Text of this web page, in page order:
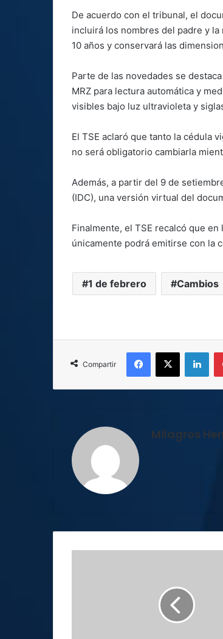
De acuerdo con el tribunal, el
incluirá los nombres del padre y
10 años y conservará las
Parte de las novedades se
MRZ para lectura automática y
visibles bajo luz ultravioleta y
El TSE aclaró que tanto la cédula
no será obligatorio cambiarla
Además, a partir del 9 de
(IDC), una versión virtual del
Finalmente, el TSE recalcó que
únicamente podrá emitirse con la
1 de febrero Cambios
Compartir
Facebook
X
Milagros